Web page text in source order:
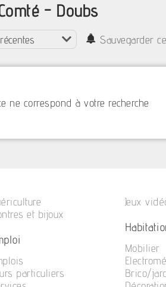
- Doubs
Sauvegarder
ne correspond à votre recherche
et bijoux
particuliers
Jeux
Mobilier
Brico/